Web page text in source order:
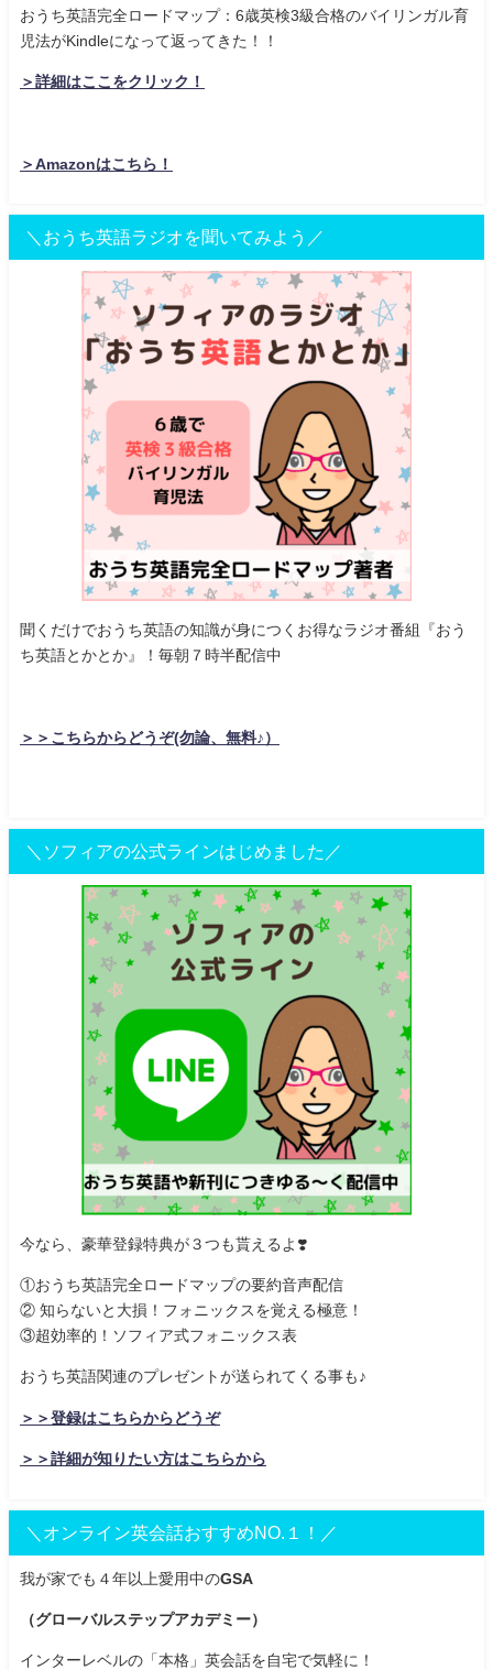
おうち英語完全ロードマップ：6歳英検3級合格のバイリンガル育
児法がKindleになって返ってきた！！
＞詳細はここをクリック！
＞Amazonはこちら！
＼おうち英語ラジオを聞いてみよう／
聞くだけでおうち英語の知識が身につくお得なラジオ番組『おう
ち英語とかとか』！毎朝７時半配信中
＞＞こちらからどうぞ(勿論、無料♪）
＼ソフィアの公式ラインはじめました／
今なら、豪華登録特典が３つも貰えるよ ❣️
①おうち英語完全ロードマップの要約音声配信
② 知らないと大損！フォニックスを覚える極意！
③超効率的！ソフィア式フォニックス表
おうち英語関連のプレゼントが送られてくる事も♪
＞＞登録はこちらからどうぞ
＞＞詳細が知りたい方はこちらから
＼オンライン英会話おすすめNO.１！／
我が家でも４年以上愛用中のGSA
（グローバルステップアカデミー）
インターレベルの「本格」英会話を自宅で気軽に！